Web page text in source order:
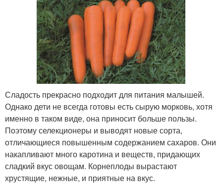
Сладость прекрасно подходит для питания малышей.
Однако дети не всегда готовы есть сырую морковь, хотя
именно в таком виде, она приносит больше пользы.
Поэтому селекционеры и выводят новые сорта,
отличающиеся повышенным содержанием сахаров. Они
накапливают много каротина и веществ, придающих
сладкий вкус овощам. Корнеплоды вырастают
хрустящие, нежные, и приятные на вкус.